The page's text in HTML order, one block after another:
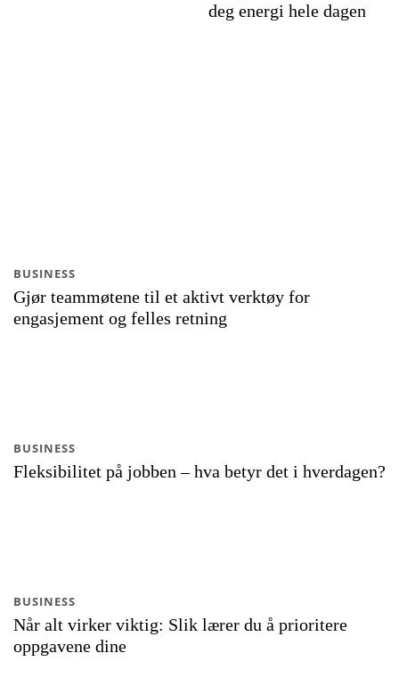
deg energi hele dagen
Gjør teammøtene til et aktivt verktøy for
engasjement og felles retning
BUSINESS
Fleksibilitet på jobben – hva betyr det i hverdagen?
BUSINESS
Når alt virker viktig: Slik lærer du å prioritere
oppgavene dine
BUSINESS